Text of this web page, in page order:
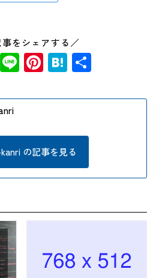
をシェアする／
X LinePinterest
Hatena
の記事を見る